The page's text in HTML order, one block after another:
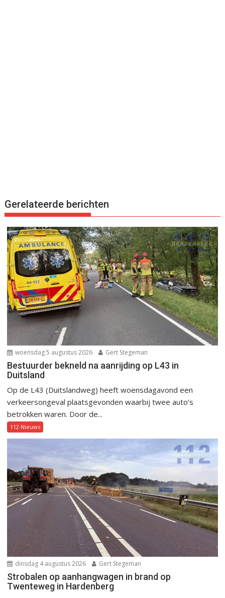
Gerelateerde berichten
woensdag 5 augustus 2026 Gert Stegeman
Bestuurder bekneld na aanrijding op L43 in
Duitsland
Op de L43 (Duitslandweg) heeft woensdagavond een
verkeersongeval plaatsgevonden waarbij twee auto’s
betrokken waren. Door de...
112 Nieuws
dinsdag 4 augustus 2026 Gert Stegeman
Strobalen op aanhangwagen in brand op
Twenteweg in Hardenberg